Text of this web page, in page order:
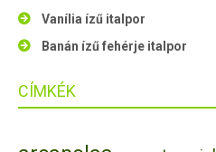
Vanília ízű italpor
Banán ízű fehérje italpor
CÍMKÉK